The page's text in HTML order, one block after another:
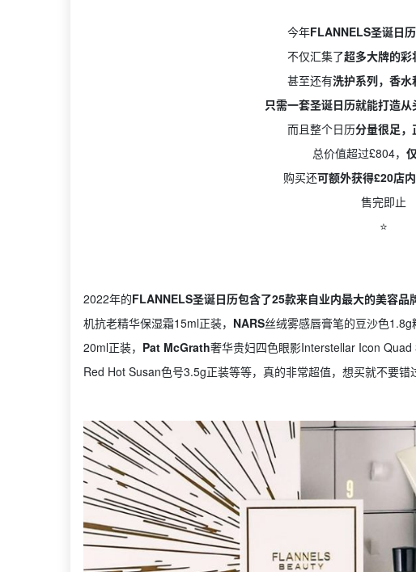
今年FLANNELS圣诞日
不仅汇集了超多大牌的
甚至还有洗护系列，香
只需一套圣诞日历就能打造从
而且整个日历分量很足，
总价值超过£804，
购买还可额外获得£20店
售完即止
⭐️
2022年的FLANNELS圣诞日历包含了25款来自业内最大的美容品
机抗老精华保湿霜15ml正装， NARS丝绒雾感唇膏笔的豆沙色1.8g
20ml正装， Pat McGrath奢华贵妇四色眼影Interstellar Icon
Red Hot Susan色号3.5g正装等等，真的非常超值，想买就不要错